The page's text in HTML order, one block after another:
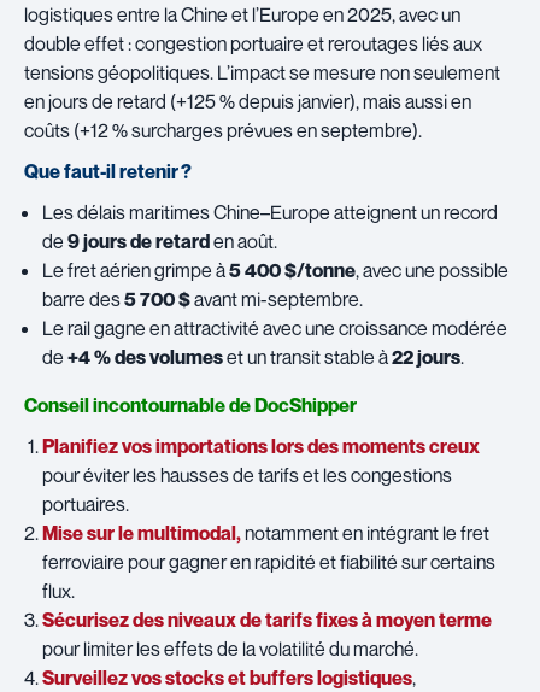
logistiques entre la Chine et l’Europe en 2025, avec un
double effet : congestion portuaire et reroutages liés aux
tensions géopolitiques. L’impact se mesure non seulement
en jours de retard (+125 % depuis janvier), mais aussi en
coûts (+12 % surcharges prévues en septembre).
Que faut-il retenir ?
Les délais maritimes Chine–Europe atteignent un record
de 9 jours de retarden août.
Le fret aérien grimpe à5 400 $/tonne, avec une possible
barre des5 700 $avant mi-septembre.
Le rail gagne en attractivité avec une croissance modérée
de +4 % des volumeset un transit stable à22 jours.
Conseil incontournable de DocShipper
Planifiez vos importations lors des moments creux
pour éviter les hausses de tarifs et les congestions
portuaires.
Mise sur le multimodal,notamment en intégrant le fret
ferroviaire pour gagner en rapidité et fiabilité sur certains
flux.
Sécurisez des niveaux de tarifs fixes à moyen terme
pour limiter les effets de la volatilité du marché.
Surveillez vos stocks et buffers logistiques,